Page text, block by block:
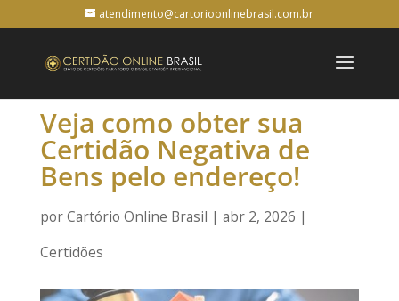
atendimento@cartorioonlinebrasil.com.br
Veja como obter sua
Certidão Negativa de
Bens pelo endereço!
porCartório Online Brasil | abr 2, 2026 |
Certidões